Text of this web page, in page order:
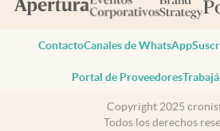
ContactoCanales de WhatsApp
Portal de Proveedores
Copyright 2025
Todos los derechos